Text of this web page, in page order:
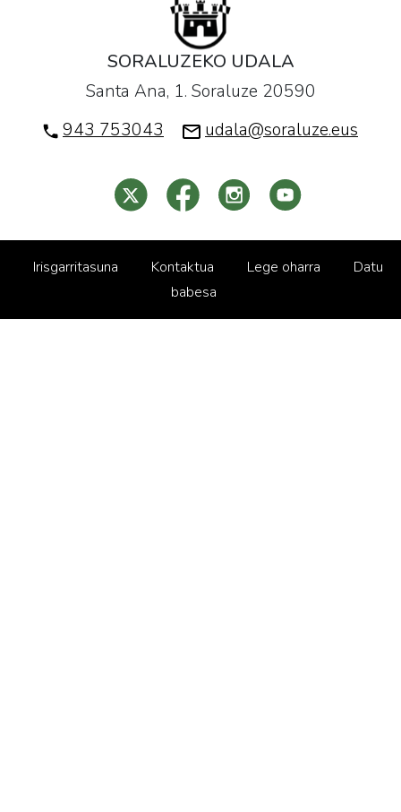
SORALUZEKO UDALA
Santa Ana, 1. Soraluze 20590
943 753043
udala@soraluze.eus
Irisgarritasuna Kontaktua Lege oharra
Datu
babesa